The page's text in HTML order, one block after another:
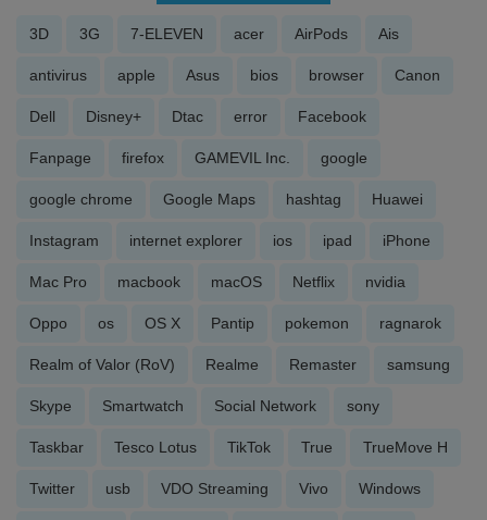
3D 3G 7-ELEVEN acer AirPods Ais
antivirus apple Asus bios browser Canon
Dell Disney+ Dtac error Facebook
Fanpage firefox GAMEVIL Inc. google
google chrome Google Maps hashtag Huawei
Instagram internet explorer ios ipad iPhone
Mac Pro macbook macOS Netflix nvidia
Oppo os OS X Pantip pokemon ragnarok
Realm of Valor (RoV) Realme Remaster samsung
Skype Smartwatch Social Network sony
Taskbar Tesco Lotus TikTok True TrueMove H
Twitter usb VDO Streaming Vivo Windows